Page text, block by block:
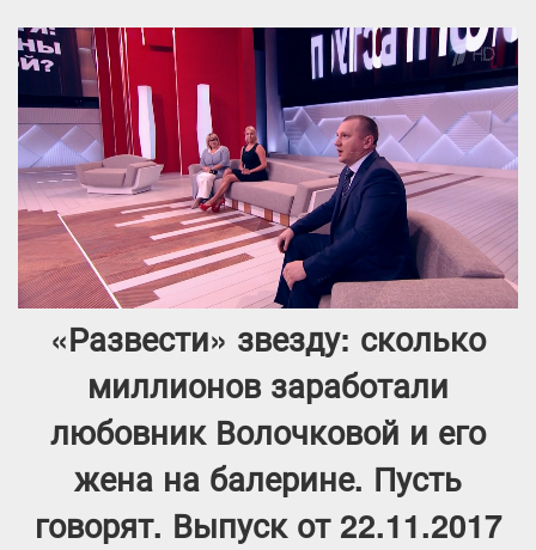
«Развести» звезду: сколько
миллионов заработали
любовник Волочковой и его
жена на балерине. Пусть
говорят. Выпуск от 22.11.2017